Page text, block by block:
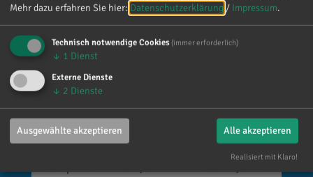
🚨 Neues EU-Gesetz seit dem 2. August! Ab
Kennzeichnung bestimmter KI-Inhalte. ⚠️
kennzeichnungspflichtige KI-Inhalte
kennzeichnet, riskiert Bußgelder von bis zu 15
Millionen Euro. 📌 Was muss gekennzeichnet
werden? Unter anderem KI-generierte oder KI-
Mehr dazu erfahren Sie hier: Datenschutzerklärung / Impressum.
Technisch notwendige Cookies (immer erforderlich)
↓ 1 Dienst
Externe Dienste
↓ 2 Dienste
Ausgewählte akzeptieren Alle akzeptieren
Realisiert mit Klaro!